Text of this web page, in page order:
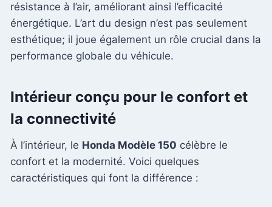
résistance à l’air, améliorant ainsi l’efficacité
énergétique. L’art du design n’est pas seulement
esthétique; il joue également un rôle crucial dans la
performance globale du véhicule.
Intérieur conçu pour le confort et
la connectivité
À l’intérieur, le Honda Modèle 150 célèbre le
confort et la modernité. Voici quelques
caractéristiques qui font la différence :